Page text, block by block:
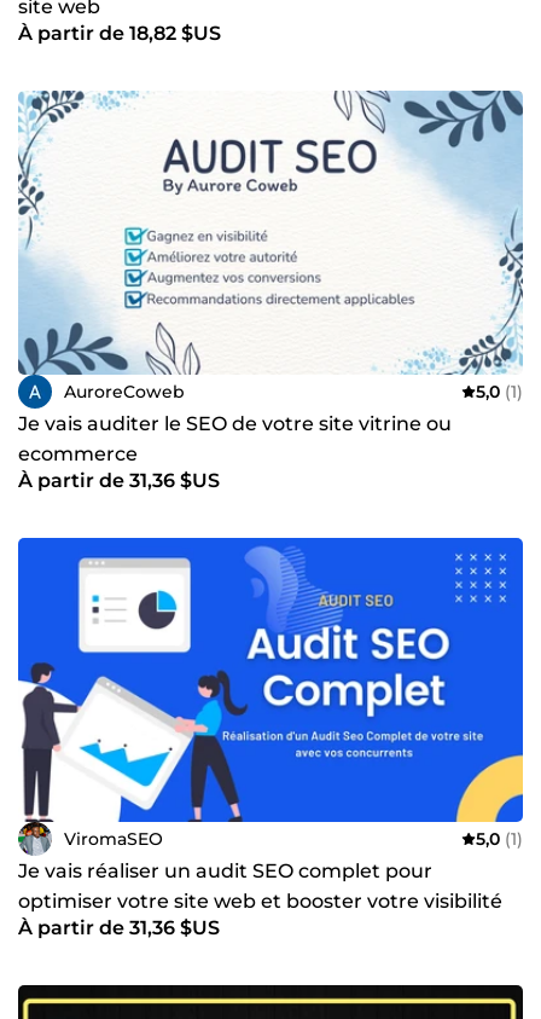
site web
À partir de 18,82 $US
AuroreCoweb 5,0 (1)
Je vais auditer le SEO de votre site vitrine ou
ecommerce
À partir de 31,36 $US
ViromaSEO 5,0 (1)
Je vais réaliser un audit SEO complet pour
optimiser votre site web et booster votre visibilité
À partir de 31,36 $US